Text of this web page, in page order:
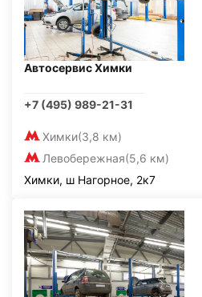
Автосервис Химки
+7 (495) 989-21-31
Химки(3,8 км)
Левобережная(5,6 км)
Химки, ш Нагорное, 2к7